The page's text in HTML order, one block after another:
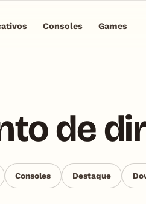
Consoles Games
de
Consoles Destaque